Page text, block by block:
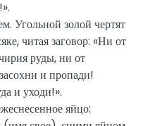
Угольной золой чертят
читая заговор: «Ни от
руды, ни от
и пропади!
и уходи!».
яйцо: